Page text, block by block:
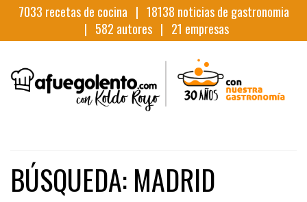
7033 recetas de cocina | 18138 noticias de gastronomia
| 582 autores | 21 empresas
BÚSQUEDA: MADRID